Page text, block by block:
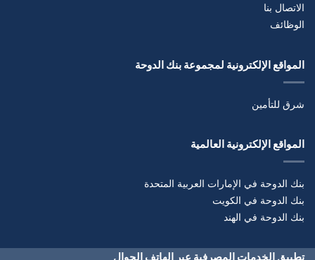
الاتصال بنا
الوظائف
المواقع الإلكترونية لمجموعة بنك الدوحة
شرق للتأمين
المواقع الإلكترونية العالمية
بنك الدوحة في الإمارات العربية المتحدة
بنك الدوحة في الكويت
بنك الدوحة في الهند
تطبيق الخدمات المصرفية عبر الهاتف الجوال